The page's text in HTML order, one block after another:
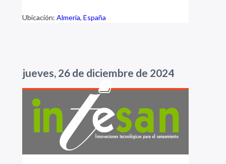
Ubicación: Almería, España
jueves, 26 de diciembre de 2024